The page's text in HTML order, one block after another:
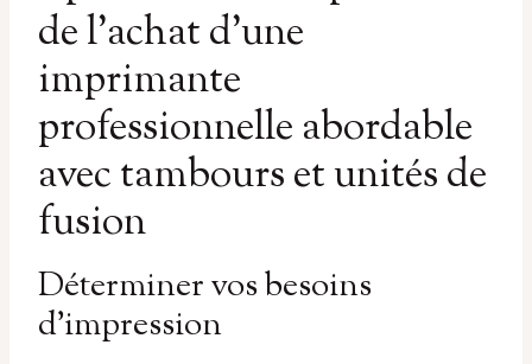
de l’achat d’une
imprimante
professionnelle abordable
avec tambours et unités de
fusion
Déterminer vos besoins
d’impression